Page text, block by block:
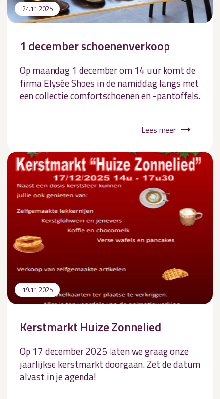
24.11.2025
1 december schoenenverkoop
Op maandag 1 december om 14 uur komt de
firma Elysée Shoes in de namiddag langs met
een collectie comfortschoenen en -pantoffels.
Lees meer
19.11.2025
Kerstmarkt Huize Zonnelied
Op 17 december 2025 laten we graag onze
jaarlijkse kerstmarkt doorgaan. Zet de datum
alvast in je agenda!